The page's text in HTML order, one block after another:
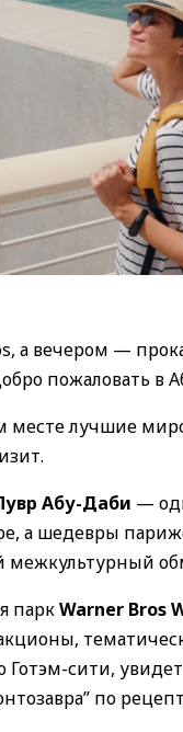
а вечером —
пожаловать в
месте лучшие
Абу-Даби —
а шедевры
межкультурный
паркWarner Bros
сити,
по